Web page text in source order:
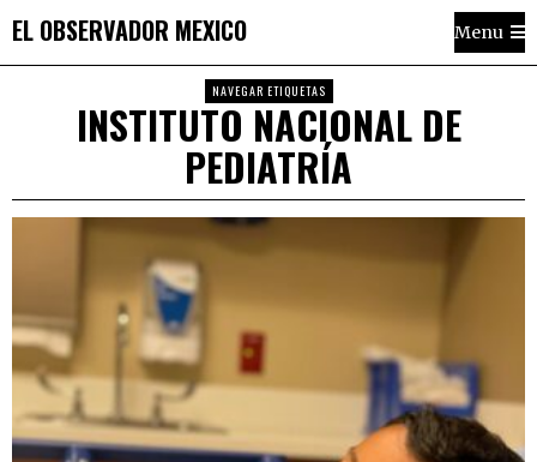
EL OBSERVADOR MEXICO Menu
NAVEGAR ETIQUETAS
INSTITUTO NACIONAL DE
PEDIATRÍA